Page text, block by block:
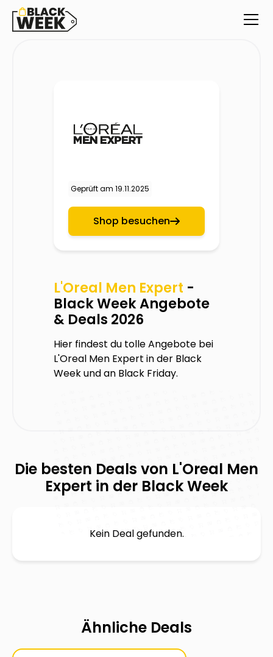
L'Oreal Men Expert -
Black Week Angebote
& Deals 2026
Hier findest du tolle Angebote bei
L'Oreal Men Expert in der Black
Week und an Black Friday.
Geprüft am 19.11.2025
Shop besuchen
Die besten Deals von L'Oreal Men
Expert in der Black Week
Kein Deal gefunden.
Ähnliche Deals